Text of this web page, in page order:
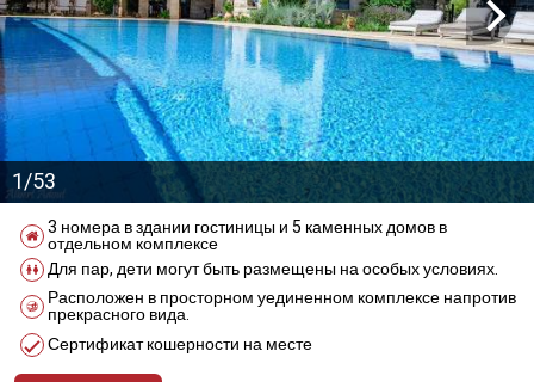
1/53
3 номера в здании гостиницы и 5 каменных домов в
отдельном комплексе
Для пар, дети могут быть размещены на особых условиях.
Расположен в просторном уединенном комплексе напротив
прекрасного вида.
Сертификат кошерности на месте